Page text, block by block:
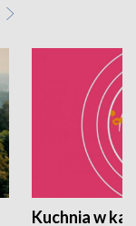
Kuchnia w